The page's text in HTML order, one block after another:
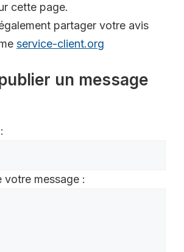
cette page.
partager votre avis
service-client.org
un message
votre message :